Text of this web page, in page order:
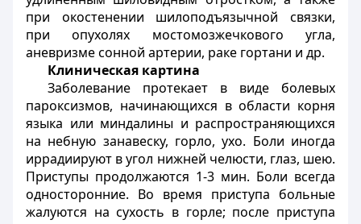
при окостенении шилоподъязычной связки,
при опухолях мостомозжечкового угла,
аневризме сонной артерии, раке гортани и др.
Клиническая картина
Заболевание протекает в виде болевых
пароксизмов, начинающихся в области корня
языка или миндалины и распространяющихся
на небную занавеску, горло, ухо. Боли иногда
иррадиируют в угол нижней челюсти, глаз, шею.
Приступы продолжаются 1-3 мин. Боли всегда
односторонние. Во время приступа больные
жалуются на сухость в горле; после приступа